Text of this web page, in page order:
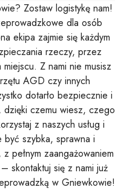
Zostaw logistykę nam!
dla osób
ekipa zajmie się każdym
rzeczy, przez
Z nami nie musisz
AGD czy innych
dotarło bezpiecznie i
czemu wiesz, czego
z naszych usług i
szybka, sprawna i
pełnym zaangażowaniem
skontaktuj się z nami już
w Gniewkowie!